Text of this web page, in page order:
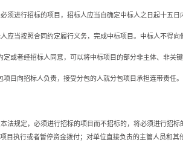
须进行招标的项目，招标人应当自确定中标人之日起十五
应当按照合同约定履行义务，完成中标项目。中标人不得
定或者经招标人同意，可以将中标项目的部分非主体、非
项目向招标人负责，接受分包的人就分包项目承担连带责任。
法规定，必须进行招标的项目而不招标的，将必须进行招
目执行或者暂停资金拨付；对单位直接负责的主管人员和其